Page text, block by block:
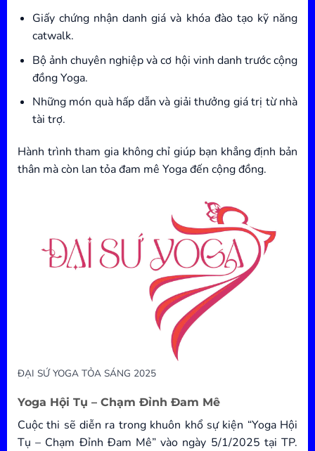
Giấy chứng nhận danh giá và khóa đào tạo kỹ năng
catwalk.
Bộ ảnh chuyên nghiệp và cơ hội vinh danh trước cộng
đồng Yoga.
Những món quà hấp dẫn và giải thưởng giá trị từ nhà
tài trợ.
Hành trình tham gia không chỉ giúp bạn khẳng định bản
thân mà còn lan tỏa đam mê Yoga đến cộng đồng.
ĐẠI SỨ YOGA TỎA SÁNG 2025
Yoga Hội Tụ – Chạm Đỉnh Đam Mê
Cuộc thi sẽ diễn ra trong khuôn khổ sự kiện “Yoga Hội
Tụ – Chạm Đỉnh Đam Mê” vào ngày 5/1/2025 tại TP.